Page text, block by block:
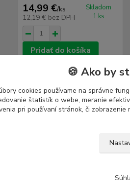
14,99 €/ks
12,19 € bez DPH
Skladom
1 ks
Pridať do košíka
🍪 Ako by
cookies používame na správne
štatistík o webe, meranie
pri používaní stránok, či